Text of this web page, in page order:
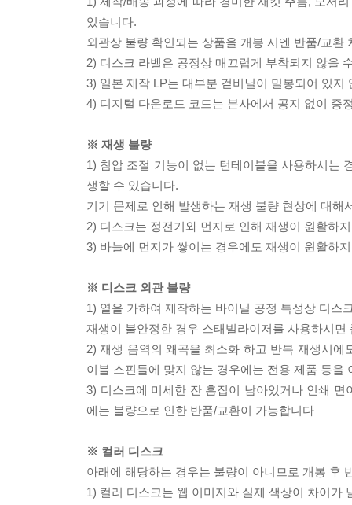
있습니다.
외관상 불량 확인되는 상품을 개봉 시엔 반품/교환
2) 디스크 라벨은 공정상 매끄럽게 부착되지 않을
3) 일본 제작 LP는 대부분 겉비닐이 밀봉되어 있지
4) 디지털 다운로드 코드는 본사에서 공지 없이 증
※ 재생 불량
1) 침압 조절 기능이 없는 턴테이블을 사용하시는
생할 수 있습니다.
기기 문제로 인해 발생하는 재생 불량 현상에 대
2) 디스크는 정전기와 먼지로 인해 재생이 원활하
3) 바늘에 먼지가 쌓이는 경우에도 재생이 원활하
※ 디스크 외관 불량
1) 열을 가하여 제작하는 바이닐 공정 특성상 디스
재생이 불안정한 경우 스태빌라이저를 사용하시
2) 재생 음역의 왜곡을 최소화 하고 반복 재생시
이블 스핀들에 맞지 않는 경우에는 전용 제품 등
3) 디스크에 미세한 잔 흠집이 남아있거나 인쇄
에는 불량으로 인한 반품/교환이 가능합니다
※ 컬러 디스크
아래에 해당하는 경우는 불량이 아니므로 개봉 후
1) 컬러 디스크는 웹 이미지와 실제 색상이 차이가